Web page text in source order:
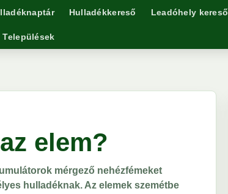
Hulladékkereső Leadóhely kereső
Települések
elem?
mérgező nehézfémeket
hulladéknak. Az elemek szemétbe